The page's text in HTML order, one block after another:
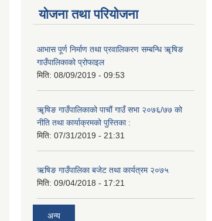
योजना तथा परियोजना
आभास पूर्ण निर्माण तथा प्रवालिकरण सम्बन्धि ॠषिङ
गाउँपालिकाको प्रोफाइल
मिति: 08/09/2019 - 09:53
ॠषिङ गाउँपालिकाको पाचौं गाउँ सभा २०७६/७७ को
नीति तथा कार्याक्रमको पुस्तिका :
मिति: 07/31/2019 - 21:31
ऋषिङ गाउँपालिका बजेट तथा कार्यत्रम २०७५
मिति: 09/04/2018 - 17:21
अन्य